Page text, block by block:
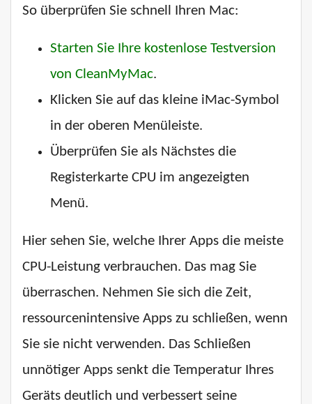
So überprüfen Sie schnell Ihren Mac:
Starten Sie Ihre kostenlose Testversion
von CleanMyMac.
Klicken Sie auf das kleine iMac-Symbol
in der oberen Menüleiste.
Überprüfen Sie als Nächstes die
Registerkarte CPU im angezeigten
Menü.
Hier sehen Sie, welche Ihrer Apps die meiste
CPU-Leistung verbrauchen. Das mag Sie
überraschen. Nehmen Sie sich die Zeit,
ressourcenintensive Apps zu schließen, wenn
Sie sie nicht verwenden. Das Schließen
unnötiger Apps senkt die Temperatur Ihres
Geräts deutlich und verbessert seine